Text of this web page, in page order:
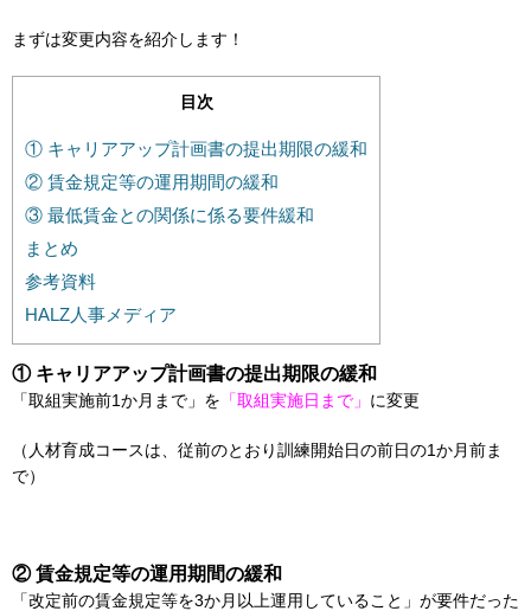
まずは変更内容を紹介します！
目次
① キャリアアップ計画書の提出期限の緩和
② 賃⾦規定等の運⽤期間の緩和
③ 最低賃⾦との関係に係る要件緩和
まとめ
参考資料
HALZ人事メディア
① キャリアアップ計画書の提出期限の緩和
「取組実施前1か月まで」を 「取組実施日まで」 に変更
（人材育成コースは、従前のとおり訓練開始日の前日の1か月前ま
で）
② 賃⾦規定等の運⽤期間の緩和
「改定前の賃⾦規定等を3か月以上運用していること」が要件だった